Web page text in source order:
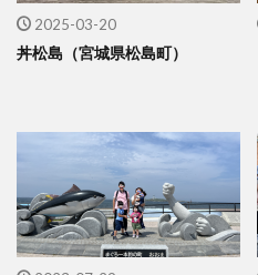
2025-03-20
丼松島（宮城県松島町）